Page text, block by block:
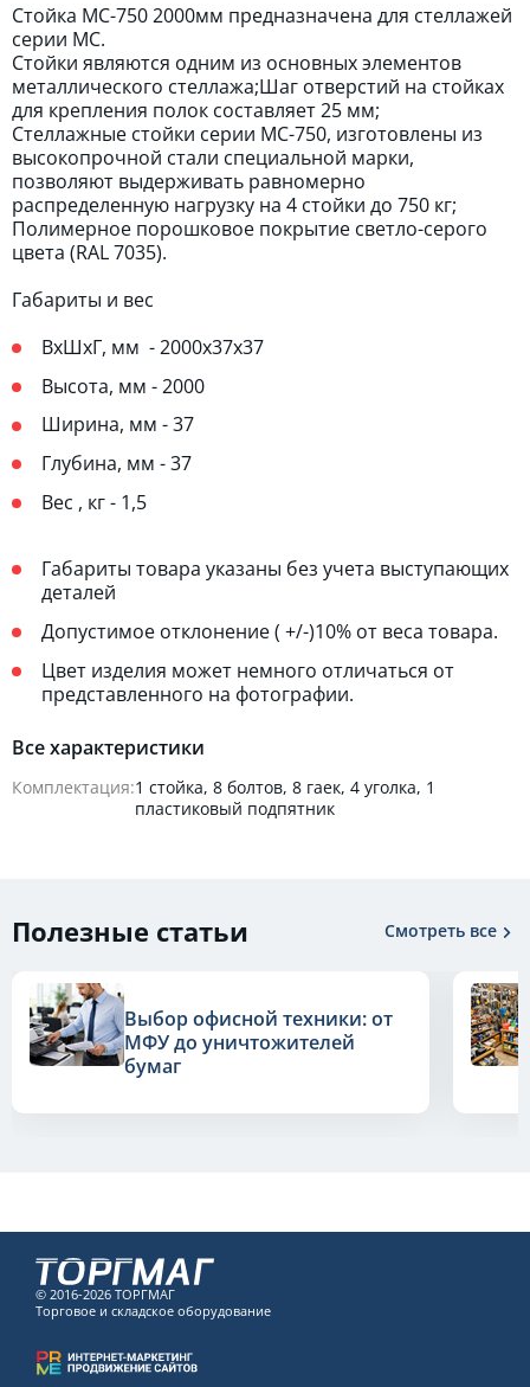
Стойка МС-750 2000мм предназначена для стеллажей
серии МС.
Стойки являются одним из основных элементов
металлического стеллажа;Шаг отверстий на стойках
для крепления полок составляет 25 мм;
Стеллажные стойки серии МС-750, изготовлены из
высокопрочной стали специальной марки,
позволяют выдерживать равномерно
распределенную нагрузку на 4 стойки до 750 кг;
Полимерное порошковое покрытие светло-серого
цвета (RAL 7035).
Габариты и вес
ВхШхГ, мм - 2000х37х37
Высота, мм - 2000
Ширина, мм - 37
Глубина, мм - 37
Вес , кг - 1,5
Габариты товара указаны без учета выступающих
деталей
Допустимое отклонение ( +/-)10% от веса товара.
Цвет изделия может немного отличаться от
представленного на фотографии.
Все характеристики
Комплектация:1 стойка, 8 болтов, 8 гаек, 4 уголка, 1
пластиковый подпятник
Полезные статьи Смотреть все
Выбор офисной техники: от
МФУ до уничтожителей
бумаг
© 2016-2026 ТОРГМАГ
Торговое и складское оборудование